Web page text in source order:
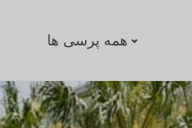
همه پرسی ها